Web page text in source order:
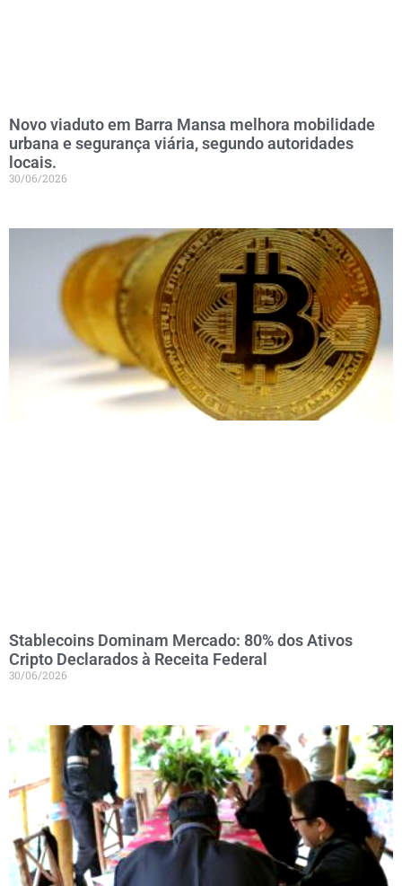
Novo viaduto em Barra Mansa melhora mobilidade
urbana e segurança viária, segundo autoridades
locais.
30/06/2026
Stablecoins Dominam Mercado: 80% dos Ativos
Cripto Declarados à Receita Federal
30/06/2026